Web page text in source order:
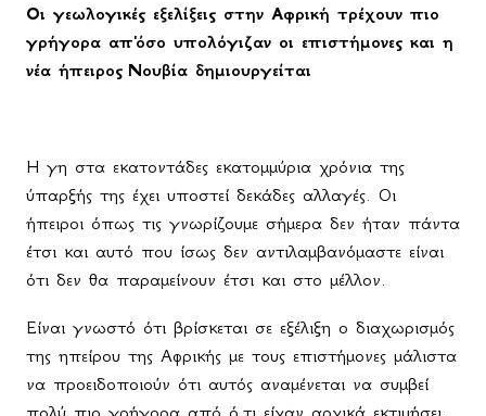
Οι γεωλογικές εξελίξεις στην Αφρική τρέχουν πιο
γρήγορα απ'όσο υπολόγιζαν οι επιστήμονες και η
νέα ήπειρος Νουβία δημιουργείται
Η γη στα εκατοντάδες εκατομμύρια χρόνια της
ύπαρξής της έχει υποστεί δεκάδες αλλαγές. Οι
ήπειροι όπως τις γνωρίζουμε σήμερα δεν ήταν πάντα
έτσι και αυτό που ίσως δεν αντιλαμβανόμαστε είναι
ότι δεν θα παραμείνουν έτσι και στο μέλλον.
Είναι γνωστό ότι βρίσκεται σε εξέλιξη ο διαχωρισμός
της ηπείρου της Αφρικής με τους επιστήμονες μάλιστα
να προειδοποιούν ότι αυτός αναμένεται να συμβεί
πολύ πιο γρήγορα από ό,τι είχαν αρχικά εκτιμήσει.